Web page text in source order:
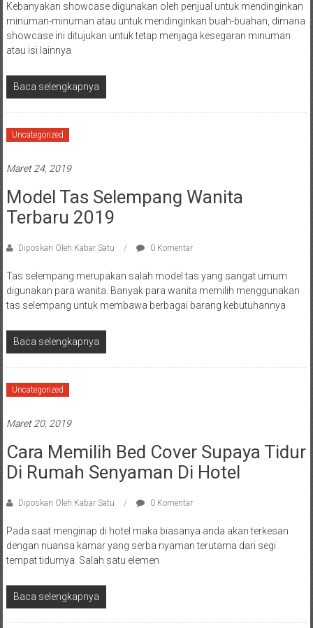
Kebanyakan showcase digunakan oleh penjual untuk mendinginkan
minuman-minuman atau untuk mendinginkan buah-buahan, dimana
showcase ini ditujukan untuk tetap menjaga kesegaran minuman
atau isi lainnya
Baca selengkapnya
Uncategorized
Maret 24, 2019
Model Tas Selempang Wanita
Terbaru 2019
Diposkan Oleh:Kabar Satu 0 Komentar
Tas selempang merupakan salah model tas yang sangat umum
digunakan para wanita. Banyak para wanita memilih menggunakan
tas selempang untuk membawa berbagai barang kebutuhannya
Baca selengkapnya
Uncategorized
Maret 20, 2019
Cara Memilih Bed Cover Supaya Tidur
Di Rumah Senyaman Di Hotel
Diposkan Oleh:Kabar Satu 0 Komentar
Pada saat menginap di hotel maka biasanya anda akan terkesan
dengan nuansa kamar yang serba nyaman terutama dari segi
tempat tidurnya. Salah satu elemen
Baca selengkapnya